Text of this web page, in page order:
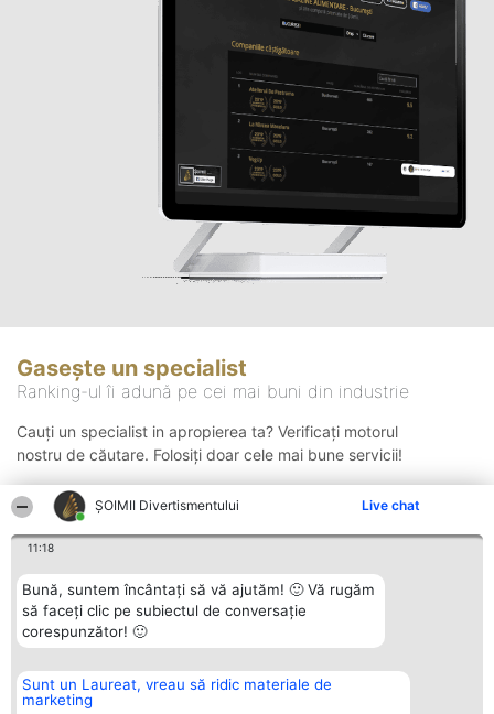
ŞOIMII Divertismentului Live chat
11:18
Bună, suntem încântați să vă ajutăm! 🙂 Vă rugăm
să faceți clic pe subiectul de conversație
corespunzător! 🙂
Sunt un Laureat, vreau să ridic materiale de
marketing
Gasește un specialist
Ranking-ul îi adună pe cei mai buni din industrie
Cauți un specialist in apropierea ta? Verificați motorul
nostru de căutare. Folosiți doar cele mai bune servicii!
Organizator Ranking
BRIGHT SOLUTIONS BR SRL
Plebiscyt Contact